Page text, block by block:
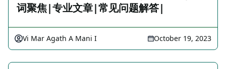
词聚焦|专业文章|常见问题解答|
Vi Mar Agath A Mani I October 19, 2023